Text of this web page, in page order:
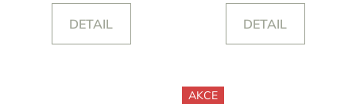
DETAIL
4,6
z
DETAIL
AKCE